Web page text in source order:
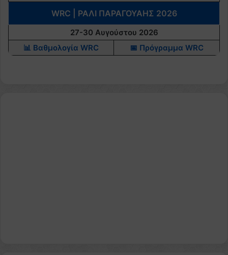
WRC | ΡΑΛΙ ΠΑΡΑΓΟΥΑΗΣ 2026
27-30 Αυγούστου 2026
📊 Βαθμολογία WRC
📅 Πρόγραμμα WRC